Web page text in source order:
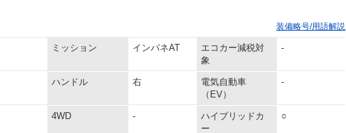
装備略号/用語解説
ミッション インパネAT
エコカー減税対
象
-
ハンドル 右
電気自動車
（EV）
-
4WD -
ハイブリッドカ
ー
○